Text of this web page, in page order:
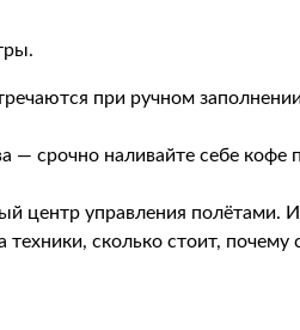
при ручном
— срочно наливайте себе кофе
центр управления
сколько стоит, почему